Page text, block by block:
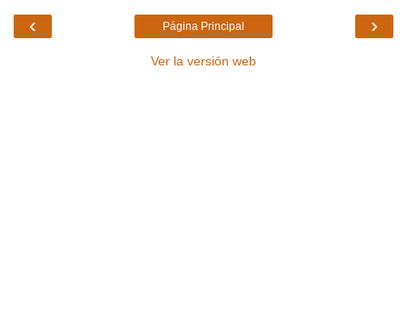
‹ ›
Página Principal
Ver la versión web